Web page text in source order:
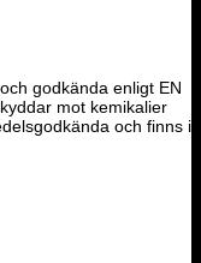
godkända enligt EN
mot kemikalier
och finns i